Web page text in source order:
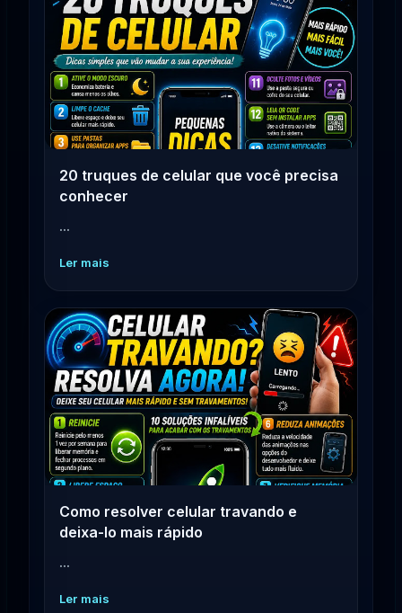
20 truques de celular que você precisa
conhecer
...
Ler mais
Como resolver celular travando e
deixa-lo mais rápido
...
Ler mais